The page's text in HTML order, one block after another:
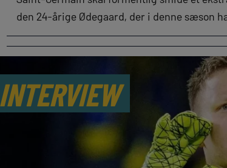
den 24-årige Ødegaard, der i denne sæson
INTERVIEW